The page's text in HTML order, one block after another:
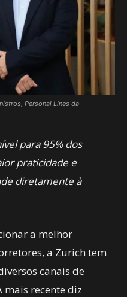
Personal Lines da
para 95% dos
praticidade e
diretamente à
a melhor
a Zurich tem
canais de
mais recente diz